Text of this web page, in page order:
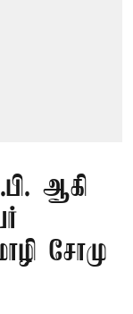
ஆகி
சோமு